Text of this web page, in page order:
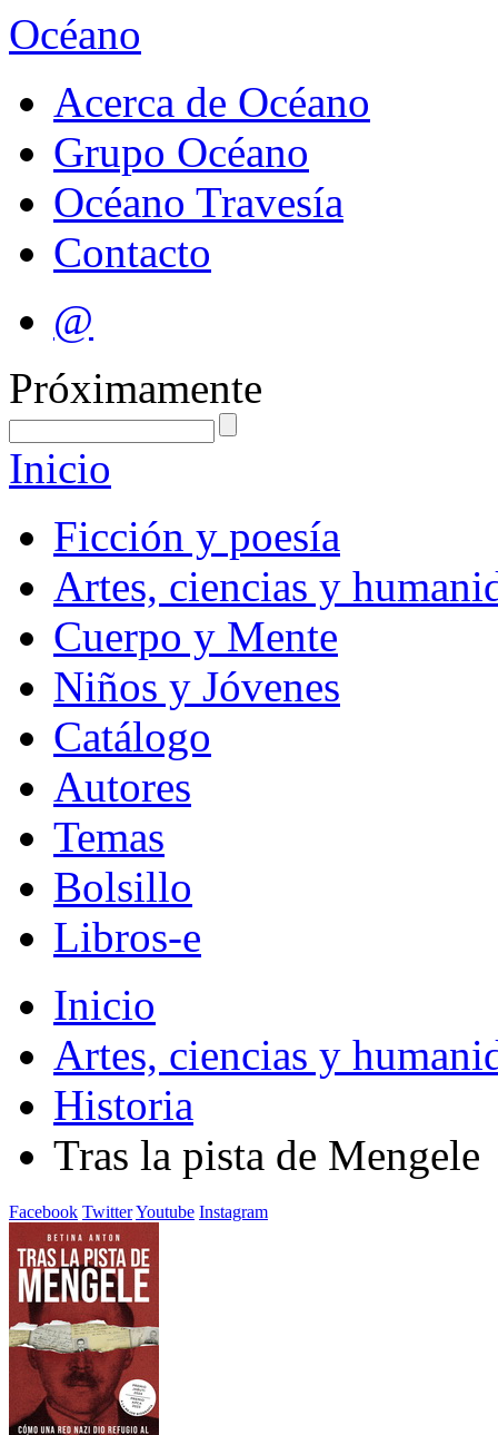
Océano
Acerca de Océano
Grupo Océano
Océano Travesía
Contacto
@
Próximamente
Inicio
Ficción y poesía
Artes, ciencias y
Cuerpo y Mente
Niños y Jóvenes
Catálogo
Autores
Temas
Bolsillo
Libros-e
Inicio
Artes, ciencias y
Historia
Tras la pista de Mengele
Facebook TwitterYoutube Instagram